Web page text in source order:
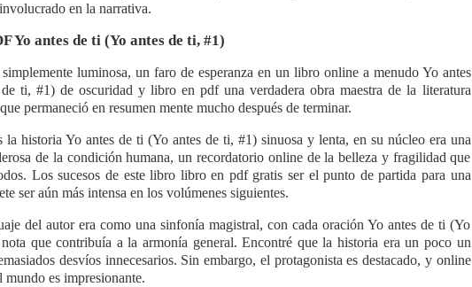
en la narrativa.
Yo antes de ti (Yo antes de ti, #1)
luminosa, un faro de esperanza en un libro online​ a menudo Yo antes
ti, #1) de oscuridad y libro en pdf una verdadera obra maestra de la literatura
permaneció en resumen mente mucho después de terminar.
la historia Yo antes de ti (Yo antes de ti, #1) sinuosa y lenta, en su núcleo era una
de la condición humana, un recordatorio online de la belleza y fragilidad que
Los sucesos de este libro libro en pdf gratis ser el punto de partida para una
ser aún más intensa en los volúmenes siguientes.
del autor era como una sinfonía magistral, con cada oración Yo antes de ti (Yo
que contribuía a la armonía general. Encontré que la historia era un poco un
desvíos innecesarios. Sin embargo, el protagonista es destacado, y online
mundo es impresionante.